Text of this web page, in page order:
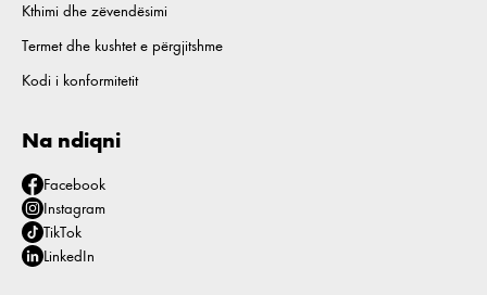
Kthimi dhe zëvendësimi
Termet dhe kushtet e përgjitshme
Kodi i konformitetit
Na ndiqni
Facebook
Instagram
TikTok
LinkedIn